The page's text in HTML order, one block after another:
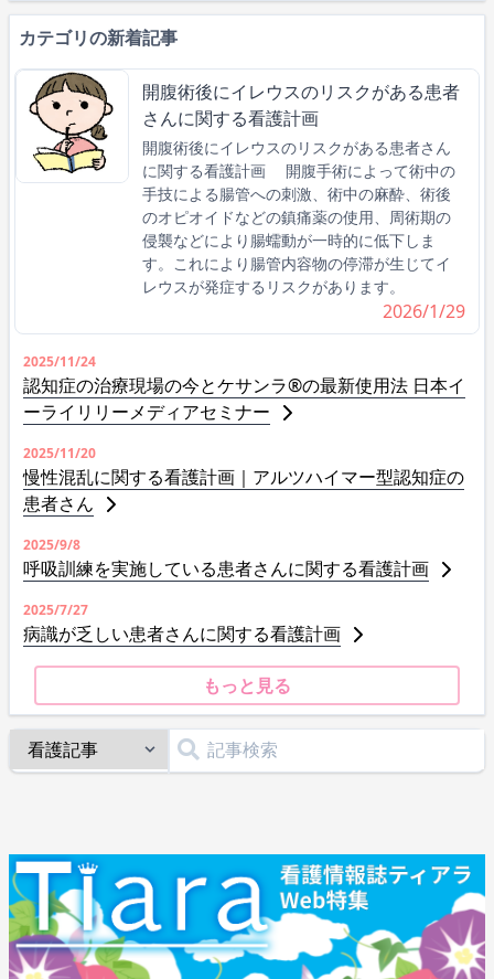
カテゴリの新着記事
開腹術後にイレウスのリスクがある患者
さんに関する看護計画
開腹術後にイレウスのリスクがある患者さん
に関する看護計画 開腹手術によって術中の
手技による腸管への刺激、術中の麻酔、術後
のオピオイドなどの鎮痛薬の使用、周術期の
侵襲などにより腸蠕動が一時的に低下しま
す。これにより腸管内容物の停滞が生じてイ
レウスが発症するリスクがあります。
2026/1/29
2025/11/24
認知症の治療現場の今とケサンラ®の最新使用法 日本イ
ーライリリーメディアセミナー
2025/11/20
慢性混乱に関する看護計画｜アルツハイマー型認知症の
患者さん
2025/9/8
呼吸訓練を実施している患者さんに関する看護計画
2025/7/27
病識が乏しい患者さんに関する看護計画
もっと見る